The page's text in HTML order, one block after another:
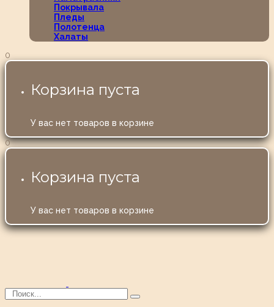
Покрывала
Пледы
Полотенца
Халаты
0
Корзина пуста
У вас нет товаров в корзине
0
Корзина пуста
У вас нет товаров в корзине